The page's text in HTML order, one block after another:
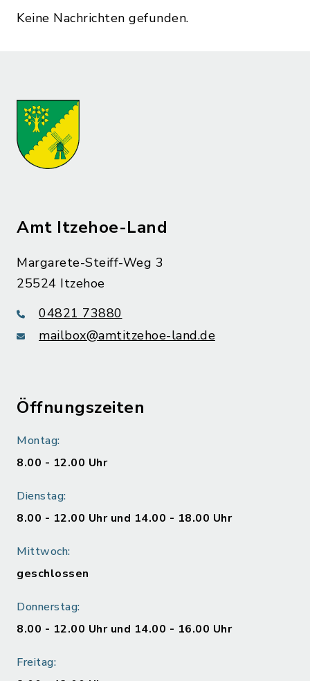
Keine Nachrichten gefunden.
Amt Itzehoe-Land
Margarete-Steiff-Weg 3
25524 Itzehoe
04821 73880
mailbox@amtitzehoe-land.de
Öffnungszeiten
Montag:
8.00 - 12.00 Uhr
Dienstag:
8.00 - 12.00 Uhr und 14.00 - 18.00 Uhr
Mittwoch:
geschlossen
Donnerstag:
8.00 - 12.00 Uhr und 14.00 - 16.00 Uhr
Freitag: